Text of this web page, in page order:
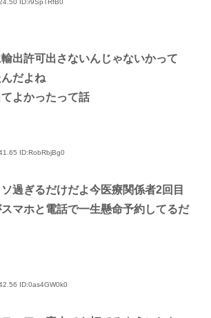
出許可出さないんじゃないかって
だよね
よかったって話
ID:RobRbjBg0
過ぎるだけだよ今医療関係者2回目
マホと電話で一生懸命予約してるだ
ID:0as4GW0k0